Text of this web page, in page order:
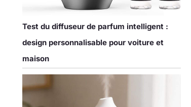
Test du diffuseur de parfum intelligent :
design personnalisable pour voiture et
maison